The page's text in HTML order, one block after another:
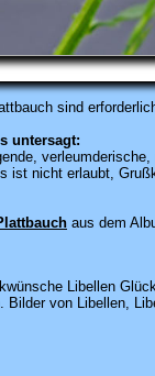
sind
untersagt:
ist nicht erlaubt,
aus dem
Libellen
von Libellen,